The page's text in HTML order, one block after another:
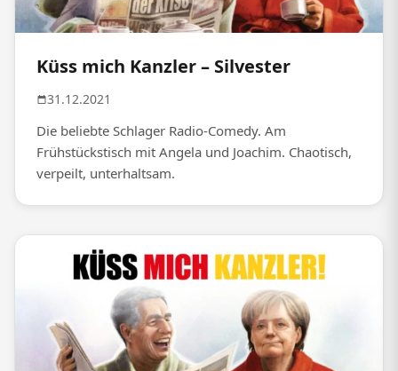
Küss mich Kanzler – Silvester
31.12.2021
Die beliebte Schlager Radio-Comedy. Am
Frühstückstisch mit Angela und Joachim. Chaotisch,
verpeilt, unterhaltsam.